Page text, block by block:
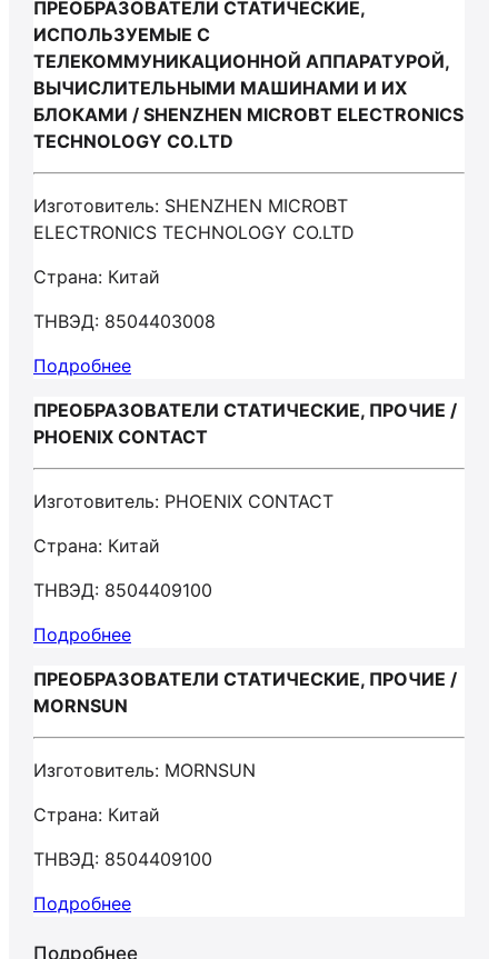
ПРЕОБРАЗОВАТЕЛИ СТАТИЧЕСКИЕ,
ИСПОЛЬЗУЕМЫЕ С
ТЕЛЕКОММУНИКАЦИОННОЙ АППАРАТУРОЙ,
ВЫЧИСЛИТЕЛЬНЫМИ МАШИНАМИ И ИХ
БЛОКАМИ / SHENZHEN MICROBT ELECTRONICS
TECHNOLOGY CO.LTD
Изготовитель: SHENZHEN MICROBT
ELECTRONICS TECHNOLOGY CO.LTD
Страна: Китай
ТНВЭД: 8504403008
Подробнее
ПРЕОБРАЗОВАТЕЛИ СТАТИЧЕСКИЕ, ПРОЧИЕ /
PHOENIX CONTACT
Изготовитель: PHOENIX CONTACT
Страна: Китай
ТНВЭД: 8504409100
Подробнее
ПРЕОБРАЗОВАТЕЛИ СТАТИЧЕСКИЕ, ПРОЧИЕ /
MORNSUN
Изготовитель: MORNSUN
Страна: Китай
ТНВЭД: 8504409100
Подробнее
Подробнее